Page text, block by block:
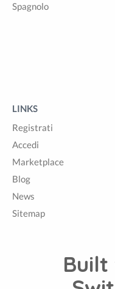
Spagnolo
LINKS
Registrati
Accedi
Marketplace
Blog
News
Sitemap
Built